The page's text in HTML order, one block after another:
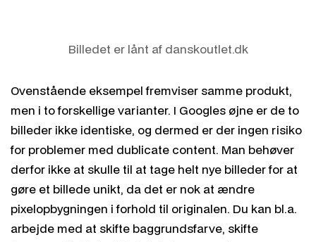
Billedet er lånt af danskoutlet.dk
Ovenstående eksempel fremviser samme produkt,
men i to forskellige varianter. I Googles øjne er de to
billeder ikke identiske, og dermed er der ingen risiko
for problemer med dublicate content. Man behøver
derfor ikke at skulle til at tage helt nye billeder for at
gøre et billede unikt, da det er nok at ændre
pixelopbygningen i forhold til originalen. Du kan bl.a.
arbejde med at skifte baggrundsfarve, skifte